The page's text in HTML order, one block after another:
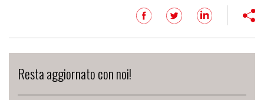
Resta aggiornato con noi!